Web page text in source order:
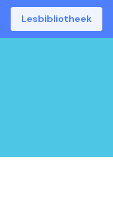
Lesbibliotheek